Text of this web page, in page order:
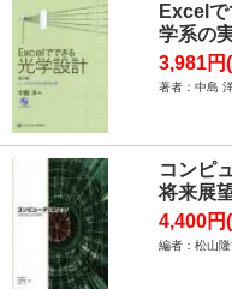
Excel
学系の
3,981円
著者：中島
コンピ
将来展
4,400円
編者：松山